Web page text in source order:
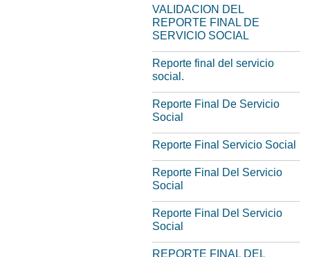
VALIDACION DEL
REPORTE FINAL DE
SERVICIO SOCIAL
Reporte final del servicio
social.
Reporte Final De Servicio
Social
Reporte Final Servicio Social
Reporte Final Del Servicio
Social
Reporte Final Del Servicio
Social
REPORTE FINAL DEL